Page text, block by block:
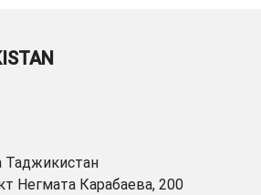
Таджикистан
Негмата Карабаева, 200